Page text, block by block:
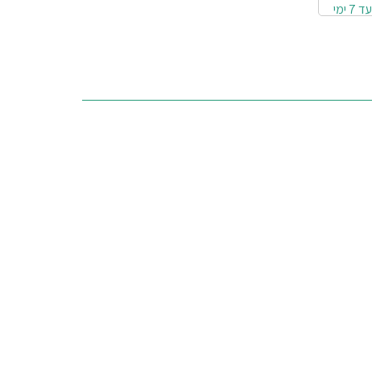
ניתן עד 3 תשלומים | משלוח חינם | זמן אספקה: עד 7 ימי